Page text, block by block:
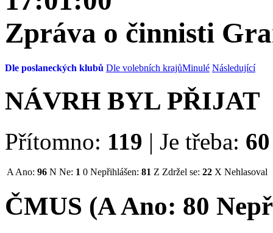
Zpráva o činnisti
Dle poslaneckých klubů Dle volebních krajůMinulé Následující
NÁVRH BYL PŘIJAT
Přítomno: 119 | Je třeba: 60
A Ano: 96 N Ne: 1 0 Nepřihlášen: 81 Z Zdržel se: 22 X Nehlasoval
ČMUS (AAno: 80